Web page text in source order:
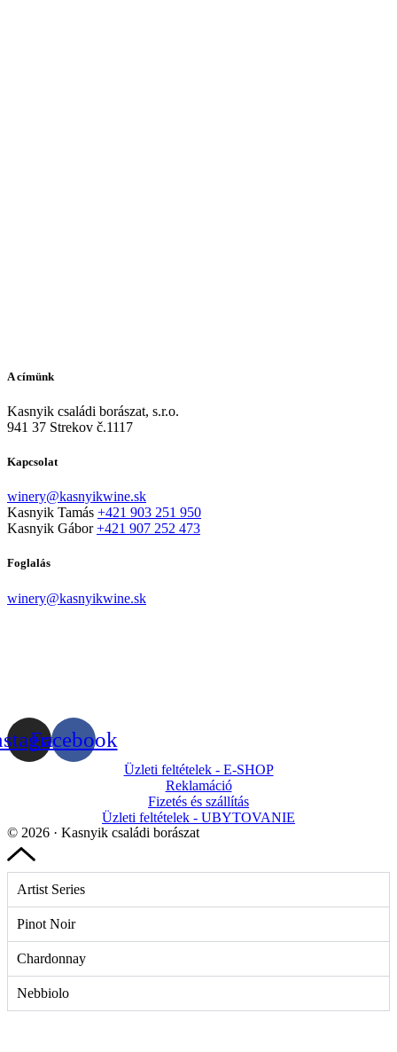
A címünk
Kasnyik családi borászat, s.r.o.
941 37 Strekov č.1117
Kapcsolat
winery@kasnyikwine.sk
Kasnyik Tamás +421 903 251 950
Kasnyik Gábor+421 907 252 473
Foglalás
winery@kasnyikwine.sk
Facebook
Üzleti feltételek - E-SHOP
Reklamáció
Fizetés és szállítás
Üzleti feltételek - UBYTOVANIE
© 2026 · Kasnyik családi borászat
Artist Series
Pinot Noir
Chardonnay
Nebbiolo